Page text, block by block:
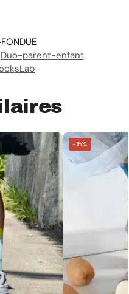
Duo-parent-enfant
-15%